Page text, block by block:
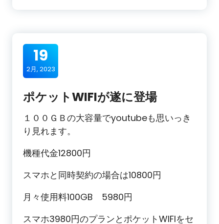
19
2月, 2023
ポケットWIFIが遂に登場
１００ＧＢの大容量でyoutubeも思いっき
り見れます。
機種代金12800円
スマホと同時契約の場合は10800円
月々使用料100GB 5980円
スマホ3980円のプランとポケットWIFIをセ